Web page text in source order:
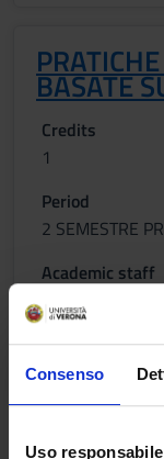
Consenso
Uso
BASATE
Credits
1
Period
2 SEMESTRE
Academic staff
Not yet assigned
Lessons